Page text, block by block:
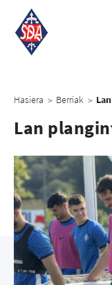
Hasiera > Berriak >
Lan